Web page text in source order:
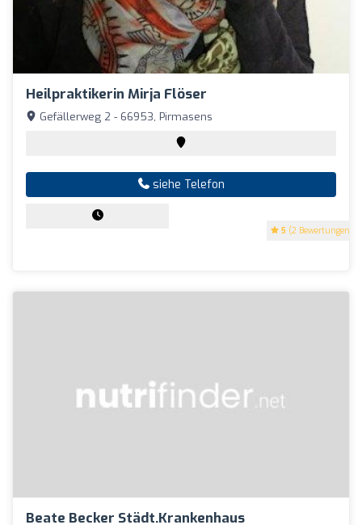
Heilpraktikerin Mirja Flöser
5 (2 Bewertungen)
Gefällerweg 2 - 66953, Pirmasens
siehe Telefon
Beate Becker Städt.Krankenhaus